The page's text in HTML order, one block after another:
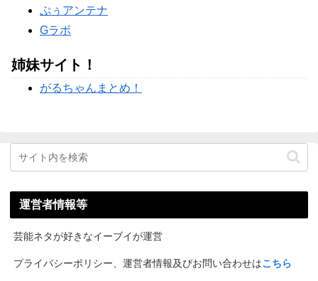
ぷぅアンテナ
Gラボ
姉妹サイト！
がるちゃんまとめ！
運営者情報等
芸能ネタが好きなイーブイが運営
プライバシーポリシー、運営者情報及びお問い合わせはこちら